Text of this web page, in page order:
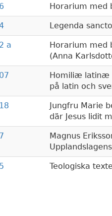
Horarium med
Legenda
a
Horarium med
(Anna
Homiliæ latinæ
på latin och
Jungfru Marie
där Jesus lidit
Magnus
Teologiska